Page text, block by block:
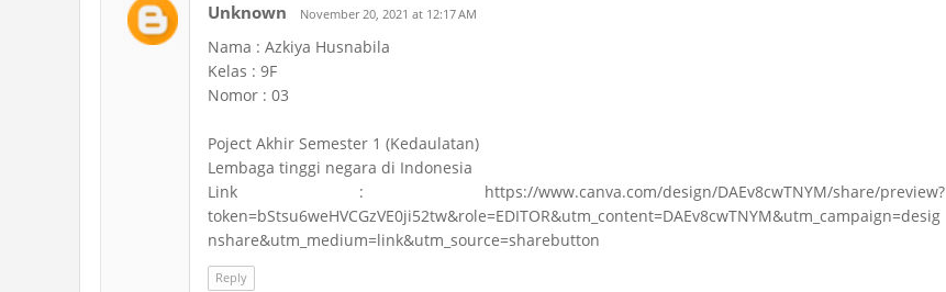
Unknown November 20, 2021 at 12:17 AM
Nama : Azkiya Husnabila
Kelas : 9F
Nomor : 03
Poject Akhir Semester 1 (Kedaulatan)
Lembaga tinggi negara di Indonesia
Link : https://www.canva.com/design/DAEv8cwTNYM/share/preview?
token=bStsu6weHVCGzVE0ji52tw&role=EDITOR&utm_content=DAEv8cwTNYM&utm_campaign=desig
nshare&utm_medium=link&utm_source=sharebutton
Reply